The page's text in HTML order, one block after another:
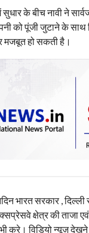
सुधार के बीच नावी ने
को पूंजी जुटाने के साथ
मजबूत हो सकती है।
भारत सरकार ,
क्षेत्र की ताजा
करे। विडियो न्यूज़